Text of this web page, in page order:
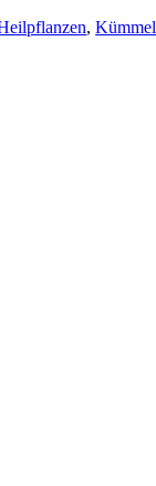
,Kümmel